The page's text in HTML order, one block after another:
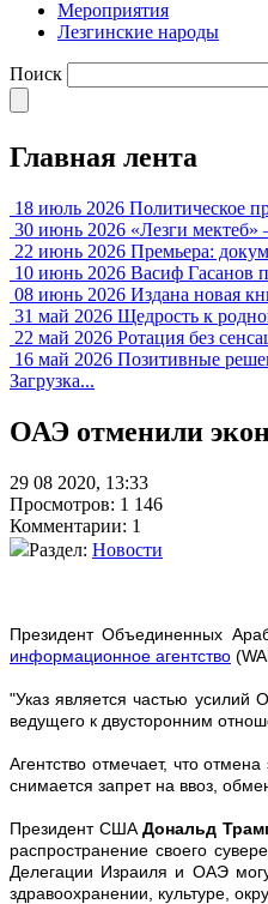
Мероприятия
Лезгинские народы
Поиск
Главная лента
18 июль 2026 Политическое
30 июнь 2026 «Лезги мектеб»
22 июнь 2026 Премьера:
10 июнь 2026 Васиф Гасанов
08 июнь 2026 Издана новая
31 май 2026 Щедрость к
22 май 2026 Ротация без
16 май 2026 Позитивные
Загрузка...
ОАЭ отменили
29 08 2020, 13:33
Просмотров: 1 146
Комментарии: 1
Раздел: Новости
Президент Объединенных
информационное агентство
"Указ является частью усилий
ведущего к двусторонним
Агентство отмечает, что
снимается запрет на ввоз,
Президент СШАДональд
распространение своего
Делегации Израиля и ОАЭ
здравоохранении, культуре,